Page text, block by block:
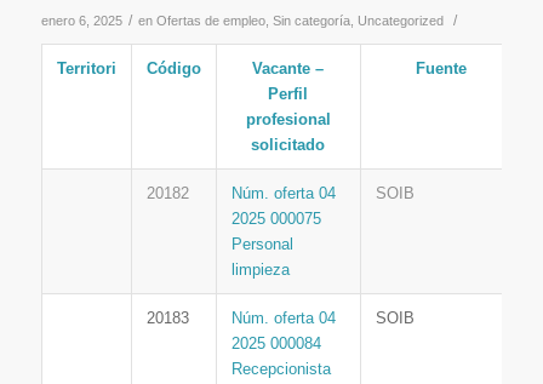
enero 6, 2025 / en Ofertas de empleo, Sin categoría, Uncategorized /
Territori Código
Vacante –
Perfil
profesional
solicitado
Fuente
20182
Núm. oferta 04
2025 000075
Personal
limpieza
SOIB
20183
Núm. oferta 04
2025 000084
Recepcionista
SOIB